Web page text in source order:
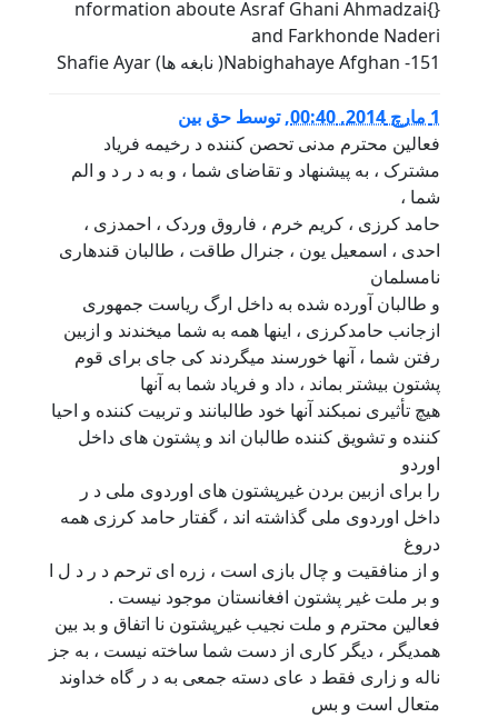
{}nformation aboute Asraf Ghani Ahmadzai
and Farkhonde Naderi
151- Nabighahaye Afghan( نابغه ها) Shafie Ayar
1 مارچ 2014, 00:40 ,توسط حق بین
فعالین محترم مدنی تحصن کننده د رخیمه فریاد
مشترک ، به پیشنهاد و تقاضای شما ، و به د ر د و الم
شما ،
حامد کرزی ، کریم خرم ، فاروق وردک ، احمدزی ،
احدی ، اسمعیل یون ، جنرال طاقت ، طالبان قندهاری
نامسلمان
و طالبان آورده شده به داخل ارگ ریاست جمهوری
ازجانب حامدکرزی ، اینها همه به شما میخندند و ازبین
رفتن شما ، آنها خورسند میگردند کی جای برای قوم
پشتون بیشتر بماند ، داد و فریاد شما به آنها
هیچ تأثیری نمبکند آنها خود طالبانند و تربیت کننده و احیا
کننده و تشویق کننده طالبان اند و پشتون های داخل
اوردو
را برای ازبین بردن غیرپشتون های اوردوی ملی د ر
داخل اوردوی ملی گذاشته اند ، گفتار حامد کرزی همه
دروغ
و از منافقیت و چال بازی است ، زره ای ترحم د ر د ل ا
و بر ملت غیر پشتون افغانستان موجود نیست .
فعالین محترم و ملت نجیب غیرپشتون نا اتفاق و بد بین
همدیگر ، دیگر کاری از دست شما ساخته نیست ، به جز
ناله و زاری فقط د عای دسته جمعی به د ر گاه خداوند
متعال است و بس